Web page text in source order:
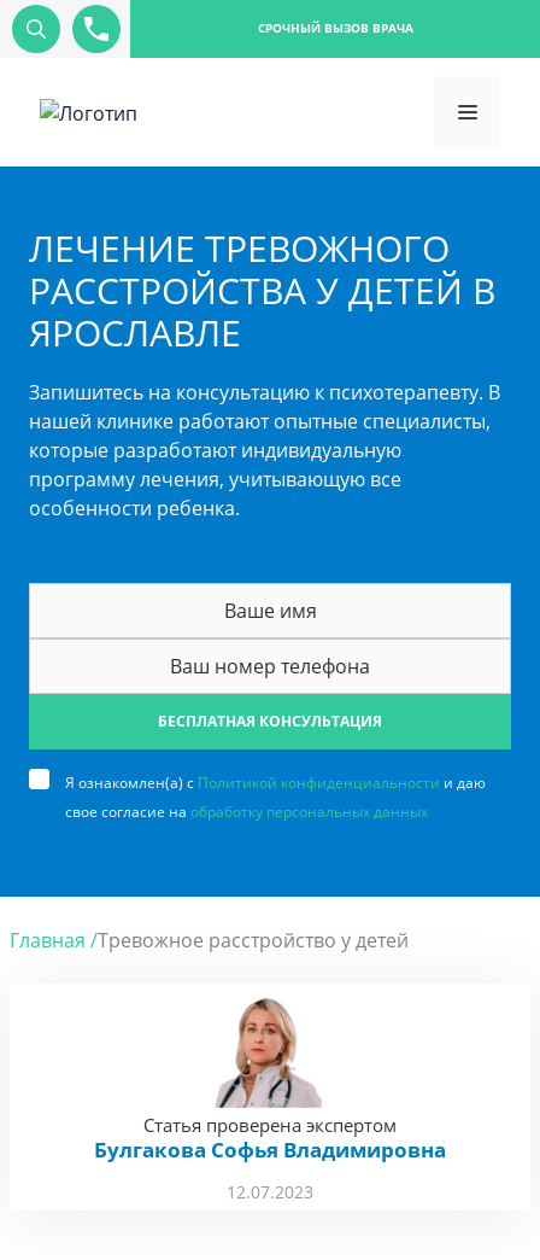
СРОЧНЫЙ ВЫЗОВ ВРАЧА
ЛЕЧЕНИЕ ТРЕВОЖНОГО
РАССТРОЙСТВА У ДЕТЕЙ В
ЯРОСЛАВЛЕ
Запишитесь на консультацию к психотерапевту. В
нашей клинике работают опытные специалисты,
которые разработают индивидуальную
программу лечения, учитывающую все
особенности ребенка.
БЕСПЛАТНАЯ КОНСУЛЬТАЦИЯ
Я ознакомлен(а) с Политикой конфиденциальности и даю
свое согласие на обработку персональных данных
Главная /Тревожное расстройство у детей
12.07.2023
Статья проверена экспертом
Булгакова Софья Владимировна